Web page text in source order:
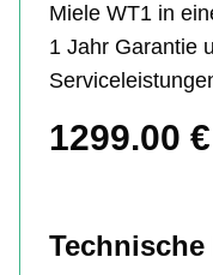
Miele WT1 in
1 Jahr Garantie
1299.00 €
Technische